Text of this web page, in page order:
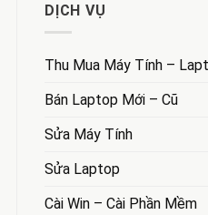
nhanh
chóng
chữa
và
AnNhienPC
luận
ở
tính/laptop
văn
server
DỊCH VỤ
Thu Mua Máy Tính –
Bán Laptop Mới – Cũ
Sửa Máy Tính
Sửa Laptop
Cài Win – Cài Phần Mềm